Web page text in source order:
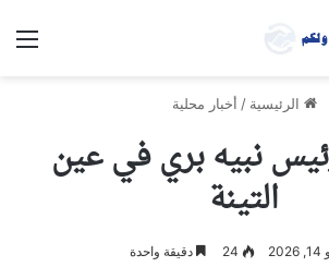
الرئيسية / أخبار محلية
نبيه بري في عين
التينة
24 دقيقة واحدة